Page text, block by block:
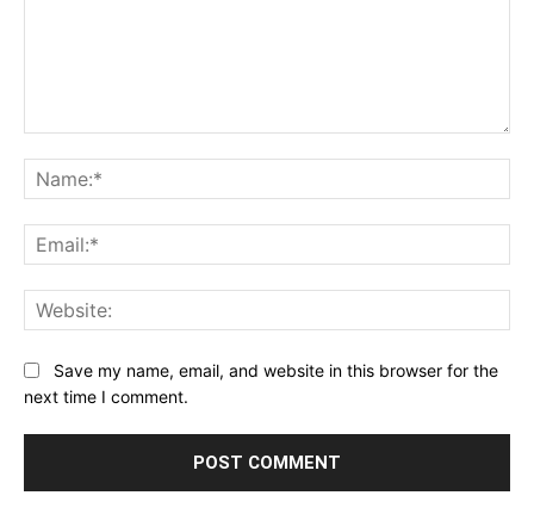
Save my name, email, and website in this browser for the
next time I comment.